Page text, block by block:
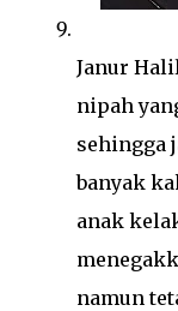
Janur
nipah
sehingga
banyak
anak
namun